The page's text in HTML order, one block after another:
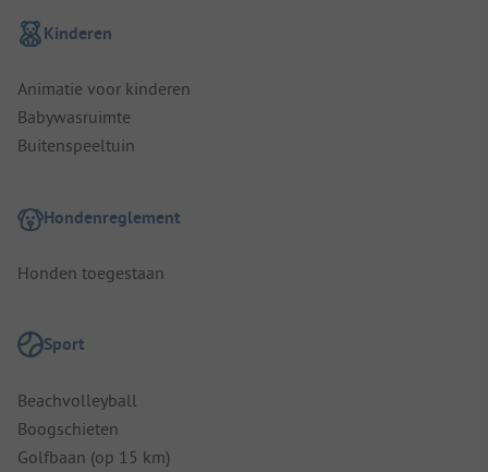
Kinderen
Animatie voor kinderen
Babywasruimte
Buitenspeeltuin
Hondenreglement
Honden toegestaan
Sport
Beachvolleyball
Boogschieten
Golfbaan (op 15 km)